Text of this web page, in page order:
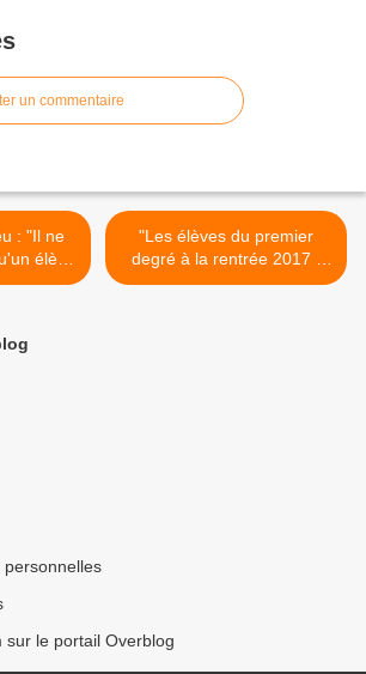
un commentaire
élève
sujet
le 12
"Les élèves du premier
degré à la rentrée 2017 :
neuf classes sur dix de CP
sur le portail Overblog